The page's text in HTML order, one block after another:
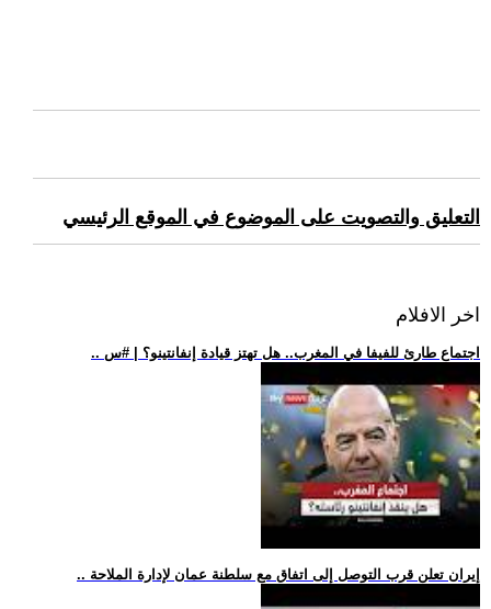
التعليق والتصويت على الموضوع في الموقع الرئيسي
اخر الافلام
.. اجتماع طارئ للفيفا في المغرب.. هل تهتز قيادة إنفانتينو؟ | #س
.. إيران تعلن قرب التوصل إلى اتفاق مع سلطنة عمان لإدارة الملاحة